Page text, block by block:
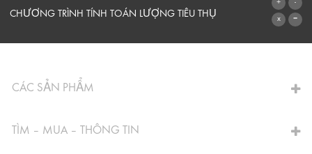
BIỂU MẪU LIÊN HỆ
CHƯƠNG TRÌNH TÍNH TOÁN LƯỢNG TIÊU THỤ
CÁC SẢN PHẨM
TÌM – MUA – THÔNG TIN